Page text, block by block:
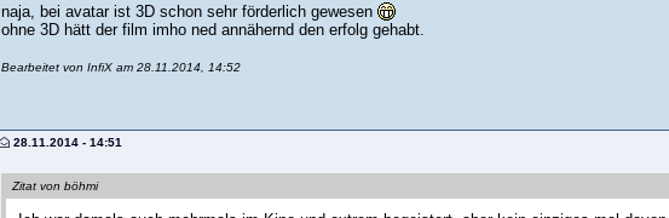
naja, bei avatar ist 3D schon sehr förderlich gewesen
ohne 3D hätt der film imho ned annähernd den erfolg gehabt.
Bearbeitet von InfiX am 28.11.2014, 14:52
28.11.2014 - 14:51
Zitat von böhmi